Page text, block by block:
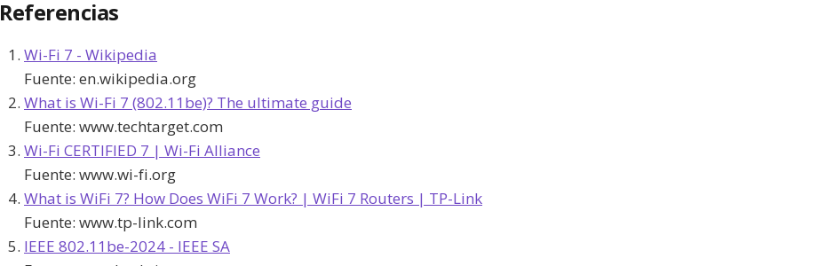
Referencias
Wi-Fi 7 - Wikipedia
Fuente: en.wikipedia.org
What is Wi-Fi 7 (802.11be)? The ultimate guide
Fuente: www.techtarget.com
Wi-Fi CERTIFIED 7 | Wi-Fi Alliance
Fuente: www.wi-fi.org
What is WiFi 7? How Does WiFi 7 Work? | WiFi 7 Routers | TP-Link
Fuente: www.tp-link.com
IEEE 802.11be-2024 - IEEE SA